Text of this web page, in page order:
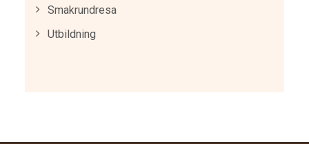
Smakrundresa
Utbildning